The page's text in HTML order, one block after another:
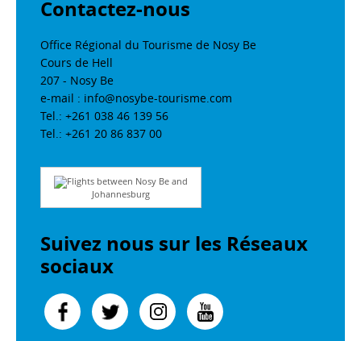
Contactez-nous
Office Régional du Tourisme de Nosy Be
Cours de Hell
207 - Nosy Be
e-mail : info@nosybe-tourisme.com
Tel.: +261 038 46 139 56
Tel.: +261 20 86 837 00
Flights between Nosy Be and
Johannesburg
Suivez nous sur les Réseaux
sociaux